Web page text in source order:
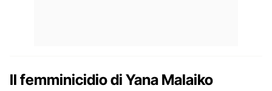
Il femminicidio di Yana Malaiko